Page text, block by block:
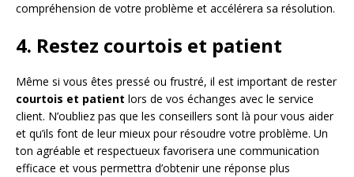
compréhension de votre problème et accélérera sa résolution.
4. Restez courtois et patient
Même si vous êtes pressé ou frustré, il est important de rester
courtois et patient lors de vos échanges avec le service
client. N’oubliez pas que les conseillers sont là pour vous aider
et qu’ils font de leur mieux pour résoudre votre problème. Un
ton agréable et respectueux favorisera une communication
efficace et vous permettra d’obtenir une réponse plus